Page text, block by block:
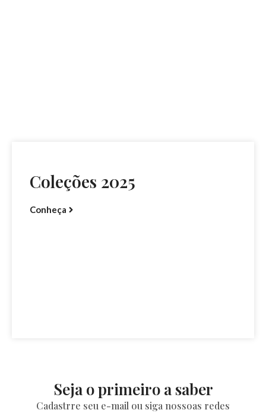
Coleções 2025
Conheça
Seja o primeiro a saber
Cadastrre seu e-mail ou siga nossoas redes